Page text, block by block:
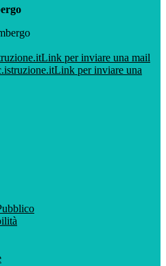
Link per inviare una mail
Link per inviare una